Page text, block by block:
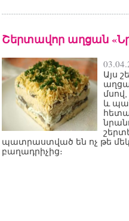
Շերտավոր աղցան
Այս
և
պատրաստված են ոչ թե մեկ,
բաղադրիչից։